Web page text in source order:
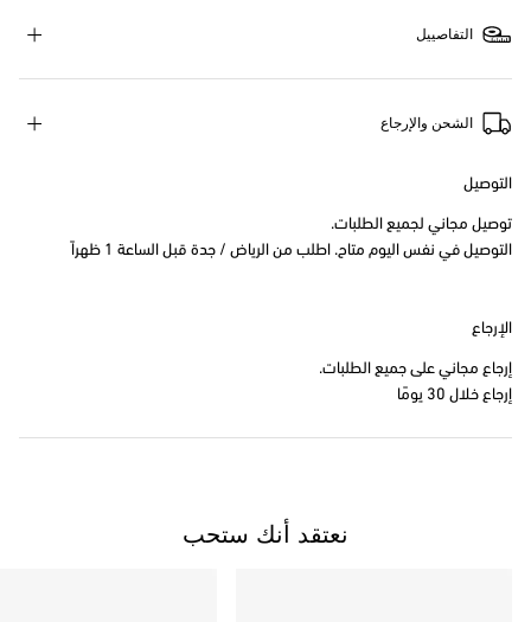
التفاصييل
الشحن والإرجاع
التوصيل
توصيل مجاني لجميع الطلبات.
التوصيل في نفس اليوم متاح. اطلب من الرياض / جدة قبل الساعة 1 ظهراً
الإرجاع
إرجاع مجاني على جميع الطلبات.
إرجاع خلال 30 يومًا
نعتقد أنك ستحب